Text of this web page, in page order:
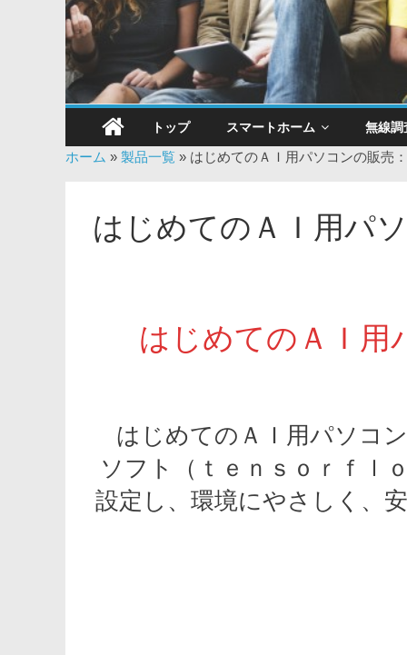
トップ スマートホーム 無線調
ホーム » 製品一覧 » はじめてのＡＩ用パソコンの販売
はじめてのＡＩ用パ
はじめてのＡＩ用
はじめてのＡＩ用パソコ
ソフト（ｔｅｎｓｏｒｆｌ
設定し、環境にやさしく、